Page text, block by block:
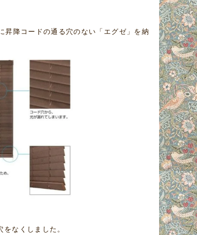
昇降コードの通る穴のない「エグゼ」を納
なくしました。